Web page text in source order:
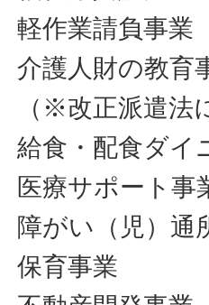
軽作業請負事業
介護人財の教育
（※改正派遣法
給食・配食ダイ
医療サポート事
障がい（児）通
保育事業